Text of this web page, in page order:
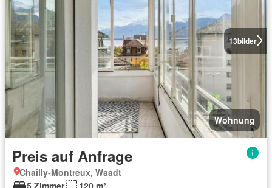
13bilder
Wohnung
Preis auf Anfrage
Chailly-Montreux, Waadt
5 Zimmer
120 m²